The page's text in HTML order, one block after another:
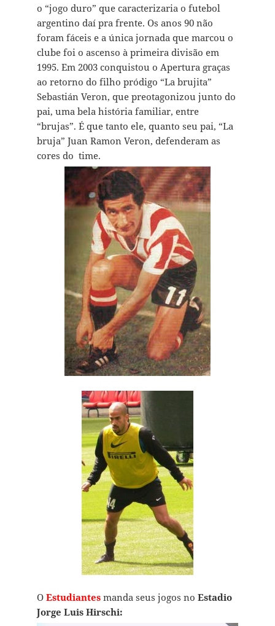
o “jogo duro” que caracterizaria o futebol
argentino daí pra frente. Os anos 90 não
foram fáceis e a única jornada que marcou o
clube foi o ascenso à primeira divisão em
1995. Em 2003 conquistou o Apertura graças
ao retorno do filho pródigo “La brujita”
Sebastián Veron, que preotagonizou junto do
pai, uma bela história familiar, entre
“brujas”. É que tanto ele, quanto seu pai, “La
bruja” Juan Ramon Veron, defenderam as
cores do time.
O Estudiantes manda seus jogos no Estadio
Jorge Luis Hirschi: